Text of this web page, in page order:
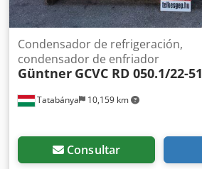
Tatabánya 10,159 km
Condensador de refrigeración,
condensador de enfriador
Güntner GCVC RD 050.1/22-51
Consultar